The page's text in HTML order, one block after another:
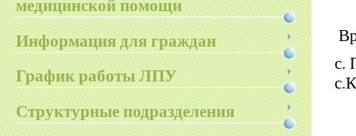
медицинской помощи
Информация для граждан
График работы ЛПУ
Структурные подразделения
с.